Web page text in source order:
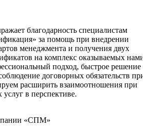
благодарность специалистам
за помощь при внедрении
менеджмента и получения двух
на комплекс оказываемых
подход, быстрое решение
договорных обязательств
расширить взаимоотношения при
в перспективе.
«СПМ»